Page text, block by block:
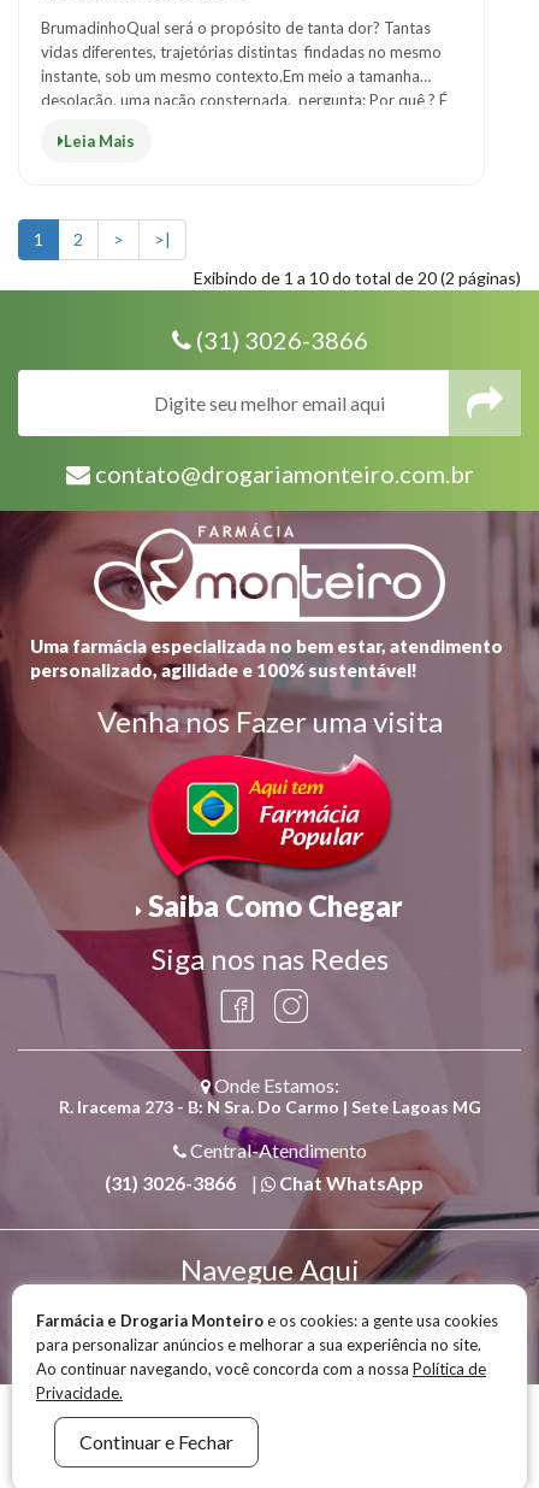
BrumadinhoQual será o propósito de tanta dor? Tantas
vidas diferentes, trajetórias distintas findadas no mesmo
instante, sob um mesmo contexto.Em meio a tamanha
desolação, uma nação consternada, pergunta: Por quê ? É
Leia Mais
1 2 >
>|
Exibindo de 1 a 10 do total de 20 (2 páginas)
(31) 3026-3866
contato@drogariamonteiro.com.br
Uma farmácia especializada no bem estar, atendimento
personalizado, agilidade e 100% sustentável!
Venha nos Fazer uma visita
Saiba Como Chegar
Siga nos nas Redes
Onde Estamos:
R. Iracema 273 - B: N Sra. Do Carmo | Sete Lagoas MG
Central-Atendimento
(31) 3026-3866
| Chat WhatsApp
Navegue Aqui
Quem Somos Convênios
Política de Privacidade
Nossa Estrutura Serviços
|
Produtos
Manipulação Fale com a Gente
Farmácia e Drogaria Monteiro © 2026 - Todos os Direitos Reservados.
Farmácia e Drogaria Monteiroe os cookies: a gente usa cookies
para personalizar anúncios e melhorar a sua experiência no site.
Ao continuar navegando, você concorda com a nossa Política de
Privacidade.
Continuar e Fechar